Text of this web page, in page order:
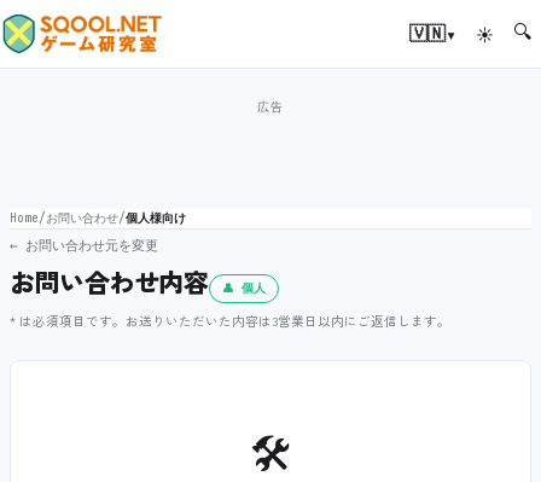
🇻🇳▾ ☀ 🔍
Home/お問い合わせ/個人様向け
← お問い合わせ元を変更
お問い合わせ内容 👤 個人
* は必須項目です。お送りいただいた内容は3営業日以内にご返信します。
🛠️